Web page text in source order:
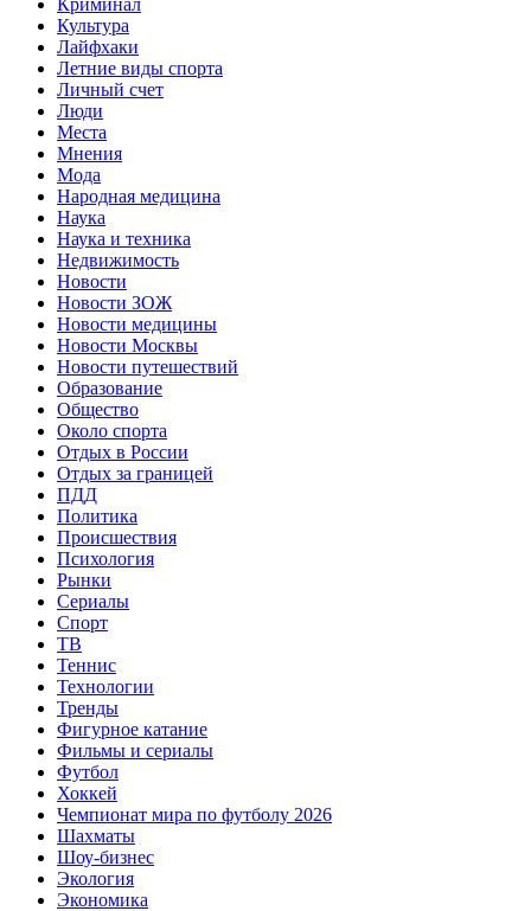
Культура
Лайфхаки
Летние виды спорта
Личный счет
Люди
Места
Мнения
Мода
Народная медицина
Наука
Наука и техника
Недвижимость
Новости
Новости ЗОЖ
Новости медицины
Новости Москвы
Новости путешествий
Образование
Общество
Около спорта
Отдых в России
Отдых за границей
ПДД
Политика
Происшествия
Психология
Рынки
Сериалы
Спорт
ТВ
Теннис
Технологии
Тренды
Фигурное катание
Фильмы и сериалы
Футбол
Хоккей
Чемпионат мира по футболу 2026
Шахматы
Шоу-бизнес
Экология
Экономика